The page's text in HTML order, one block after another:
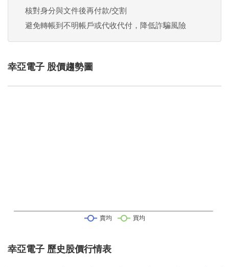
核對身分與文件後再付款/交割
避免轉帳到不明帳戶或代收代付，降低詐騙風險
幸亞電子 股價趨勢圖
幸亞電子 歷史股價行情表